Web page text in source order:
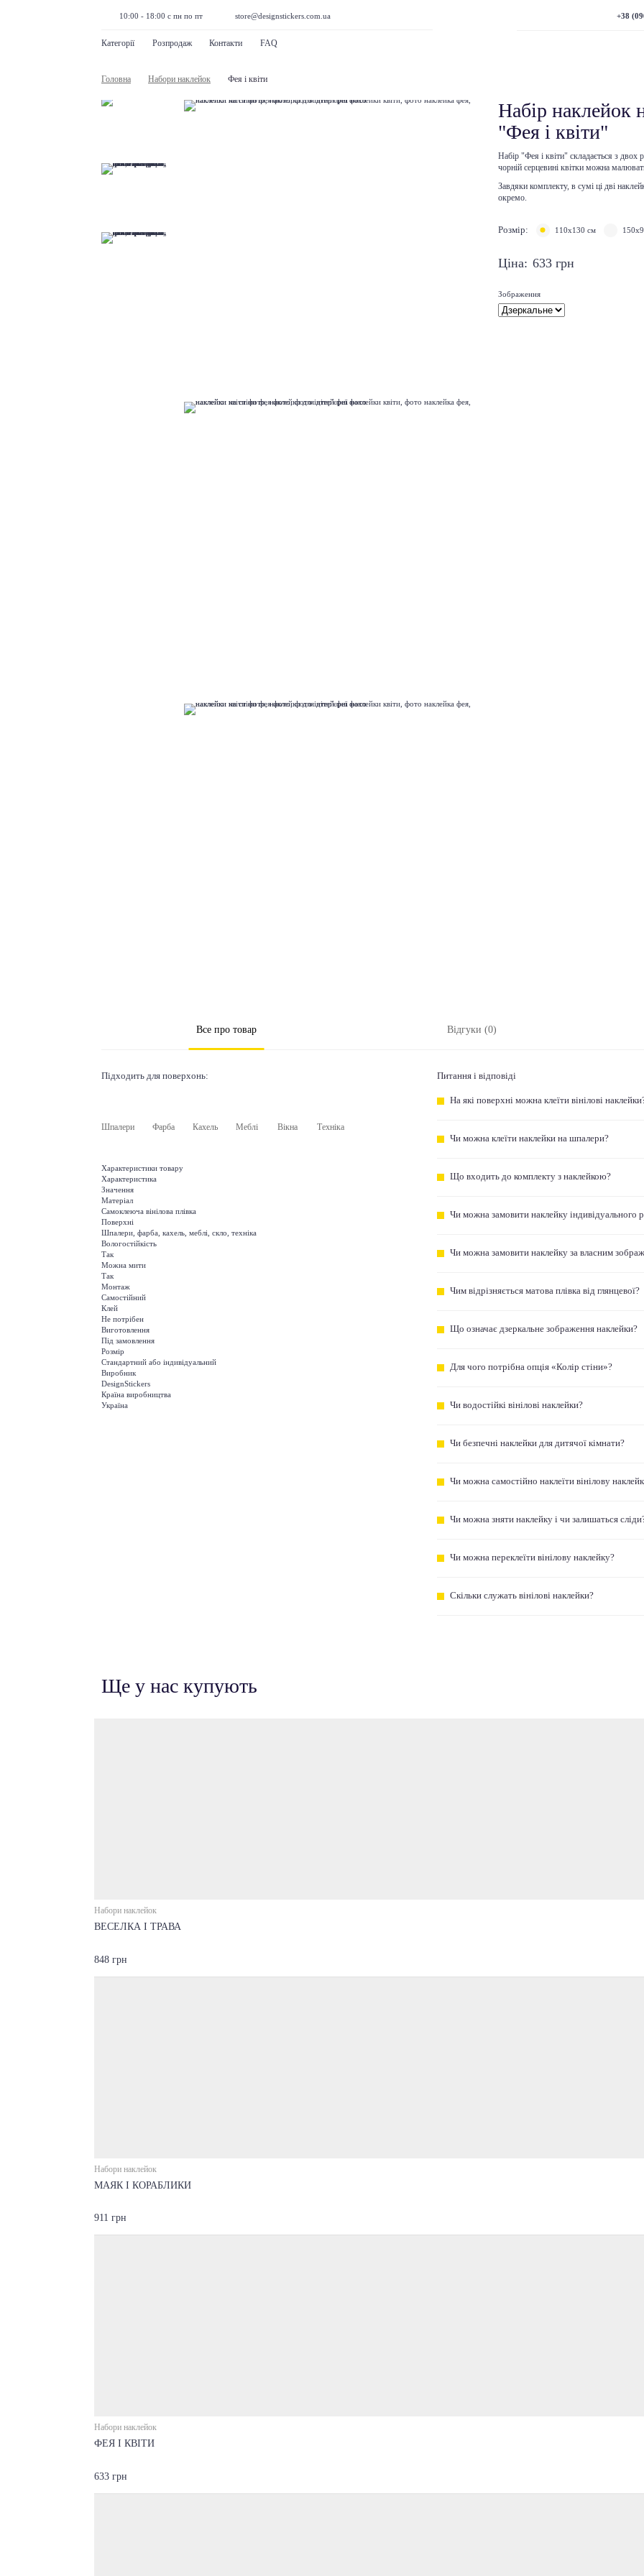
10:00 - 18:00 с пн по пт store@designstickers.com.ua
Категорії Розпродаж Контакти FAQ
+38
Головна Набори наклейок Фея і квіти
Набір наклейок
"Фея і квіти"
Набір "Фея і квіти" складається з
чорній серцевині квітки можна
Завдяки комплекту, в сумі ці дві
окремо.
Розмір: 110х130 см
Ціна: 633 грн
Зображення
Все про товар Відгуки (0)
Підходить для поверхонь:
Шпалери Фарба Кахель Меблі Вікна Техніка
Характеристики товару
Характеристика
Значення
Матеріал
Самоклеюча вінілова плівка
Поверхні
Шпалери, фарба, кахель, меблі, скло, техніка
Вологостійкість
Так
Можна мити
Так
Монтаж
Самостійний
Клей
Не потрібен
Виготовлення
Під замовлення
Розмір
Стандартний або індивідуальний
Виробник
DesignStickers
Країна виробництва
Україна
Питання і відповіді
На які поверхні можна клеїти вінілові
Чи можна клеїти наклейки на шпалери?
Що входить до комплекту з наклейкою?
Чи можна замовити наклейку індивідуального
Чи можна замовити наклейку за власним
Чим відрізняється матова плівка від глянцевої?
Що означає дзеркальне зображення наклейки?
Для чого потрібна опція «Колір стіни»?
Чи водостійкі вінілові наклейки?
Чи безпечні наклейки для дитячої кімнати?
Чи можна самостійно наклеїти вінілову
Чи можна зняти наклейку і чи залишаться
Чи можна переклеїти вінілову наклейку?
Скільки служать вінілові наклейки?
Ще у нас купують
Набори наклейок
ВЕСЕЛКА І ТРАВА
848 грн
Набори наклейок
МАЯК І КОРАБЛИКИ
911 грн
Набори наклейок
ФЕЯ І КВІТИ
633 грн